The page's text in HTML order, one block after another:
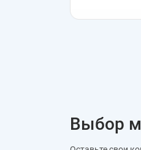
Выбор